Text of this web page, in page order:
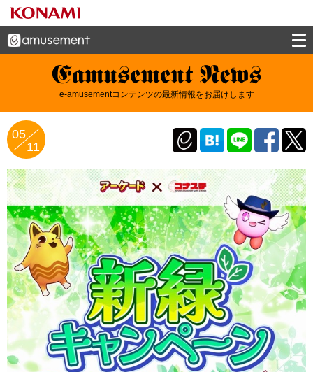
e-amusement news - イーアミューズメン
e-amusementコンテンツの最新情報をお届けします
05
11